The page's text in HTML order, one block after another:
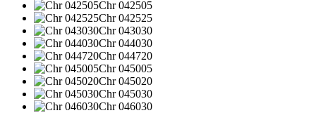
Chr 042505
Chr 042525
Chr 043030
Chr 044030
Chr 044720
Chr 045005
Chr 045020
Chr 045030
Chr 046030